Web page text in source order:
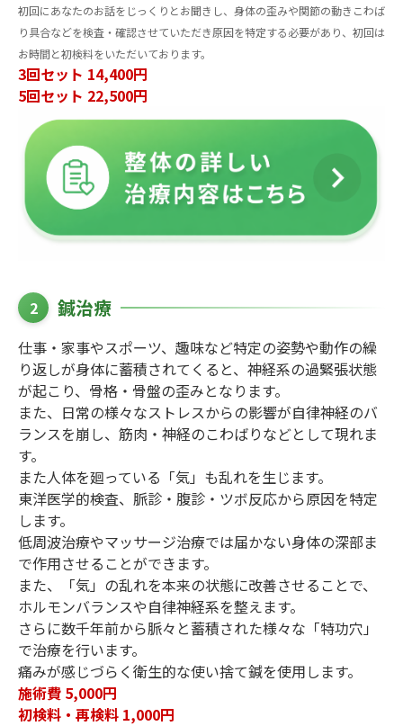
初回にあなたのお話をじっくりとお聞きし、身体の歪みや関節の動きこわば
り具合などを検査・確認させていただき原因を特定する必要があり、初回は
お時間と初検料をいただいております。
3回セット 14,400円
5回セット 22,500円
2 鍼治療
仕事・家事やスポーツ、趣味など特定の姿勢や動作の繰
り返しが身体に蓄積されてくると、神経系の過緊張状態
が起こり、骨格・骨盤の歪みとなります。
また、日常の様々なストレスからの影響が自律神経のバ
ランスを崩し、筋肉・神経のこわばりなどとして現れま
す。
また人体を廻っている「気」も乱れを生じます。
東洋医学的検査、脈診・腹診・ツボ反応から原因を特定
します。
低周波治療やマッサージ治療では届かない身体の深部ま
で作用させることができます。
また、「気」の乱れを本来の状態に改善させることで、
ホルモンバランスや自律神経系を整えます。
さらに数千年前から脈々と蓄積された様々な「特功穴」
で治療を行います。
痛みが感じづらく衛生的な使い捨て鍼を使用します。
施術費 5,000円
初検料・再検料 1,000円